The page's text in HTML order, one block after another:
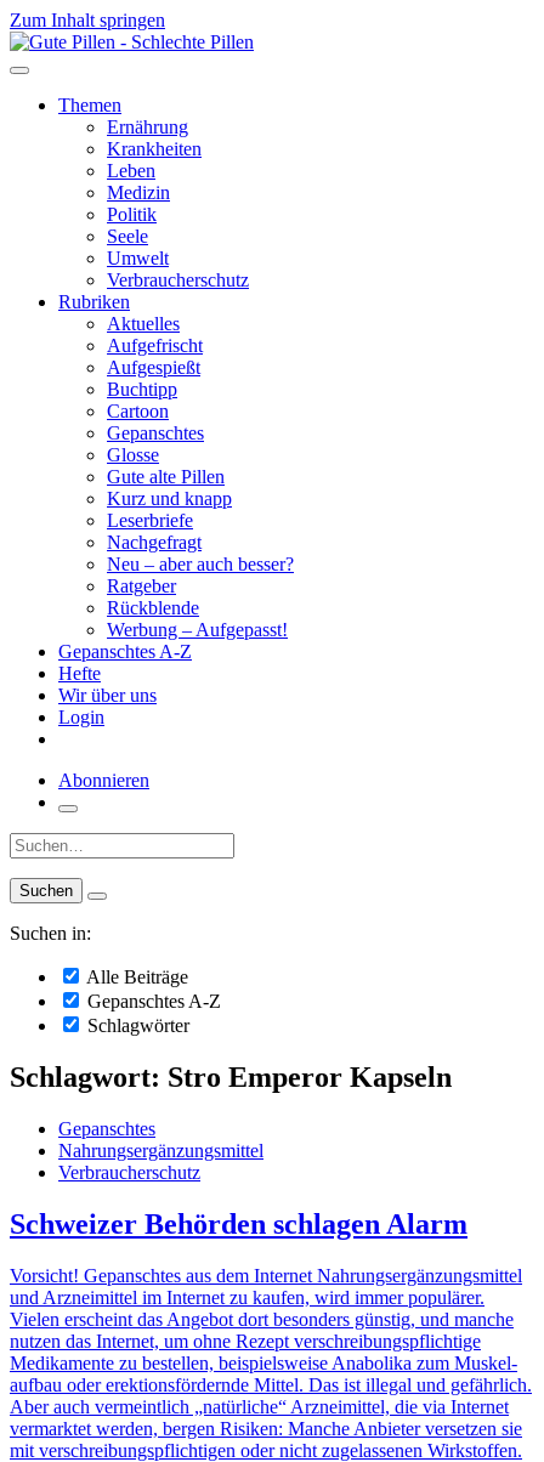
Zum Inhalt springen
Themen
Ernährung
Krankheiten
Leben
Medizin
Politik
Seele
Umwelt
Verbraucherschutz
Rubriken
Aktuelles
Aufgefrischt
Aufgespießt
Buchtipp
Cartoon
Gepanschtes
Glosse
Gute alte Pillen
Kurz und knapp
Leserbriefe
Nachgefragt
Neu – aber auch besser?
Ratgeber
Rückblende
Werbung – Aufgepasst!
Gepanschtes A-Z
Hefte
Wir über uns
Login
Abonnieren
Suche:
Suchen in:
Alle Beiträge
Gepanschtes A-Z
Schlagwörter
Schlagwort: Stro Emperor Kapseln
Gepanschtes
Nahrungsergänzungsmittel
Verbraucherschutz
Schweizer Behörden schlagen Alarm
Vorsicht! Gepanschtes aus dem Internet Nahrungsergänzungsmittel
und Arzneimittel im Internet zu kaufen, wird immer populärer.
Vielen erscheint das Angebot dort besonders günstig, und manche
nutzen das Internet, um ohne Rezept verschreibungs­­pflichtige
Medikamente zu bestellen, beispielsweise Anabolika zum Muskel­­
aufbau oder erektionsfördernde Mittel. Das ist illegal und gefährlich.
Aber auch vermeintlich „natürliche“ Arzneimittel, die via Internet
vermarktet werden, bergen Risiken: Manche Anbieter versetzen sie
mit verschreibungspflichtigen oder nicht zugelassenen Wirkstoffen.